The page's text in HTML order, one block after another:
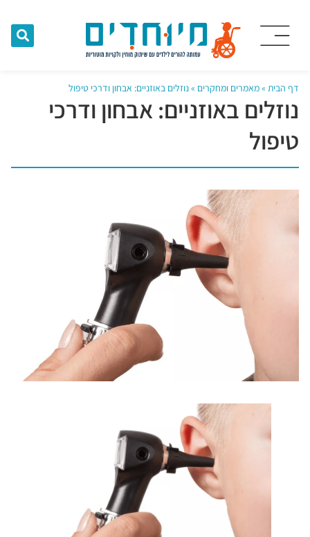
דף הבית »מאמרים ומחקרים »נוזלים באוזניים: אבחון ודרכי טיפול
נוזלים באוזניים: אבחון ודרכי
טיפול